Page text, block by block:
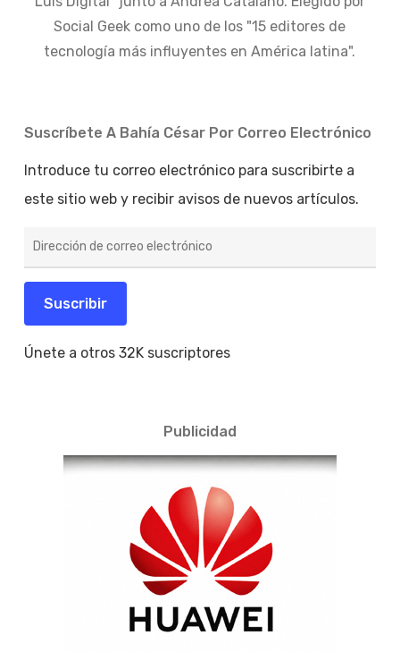
Social Geek como uno de los "15 editores de
tecnología más influyentes en América latina".
Suscríbete A Bahía César Por Correo Electrónico
Introduce tu correo electrónico para suscribirte a
este sitio web y recibir avisos de nuevos artículos.
de
electrónico
Suscribir
Únete a otros 32K suscriptores
Publicidad